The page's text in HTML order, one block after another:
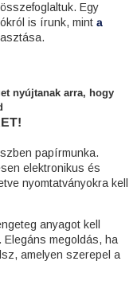
Egy
is írunk, mint a
nyújtanak arra, hogy
papírmunka.
elektronikus és
nyomtatványokra kell
anyagot kell
megoldás, ha
amelyen szerepel a